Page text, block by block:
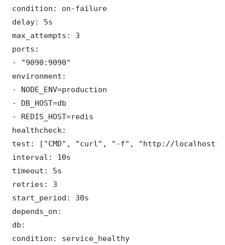
condition: on-failure
delay: 5s
max_attempts: 3
ports:
- "9090:9090"
environment:
- NODE_ENV=production
- DB_HOST=db
- REDIS_HOST=redis
healthcheck:
test: ["CMD", "curl", "-f", "http://
interval: 10s
timeout: 5s
retries: 3
start_period: 30s
depends_on:
db:
condition: service_healthy